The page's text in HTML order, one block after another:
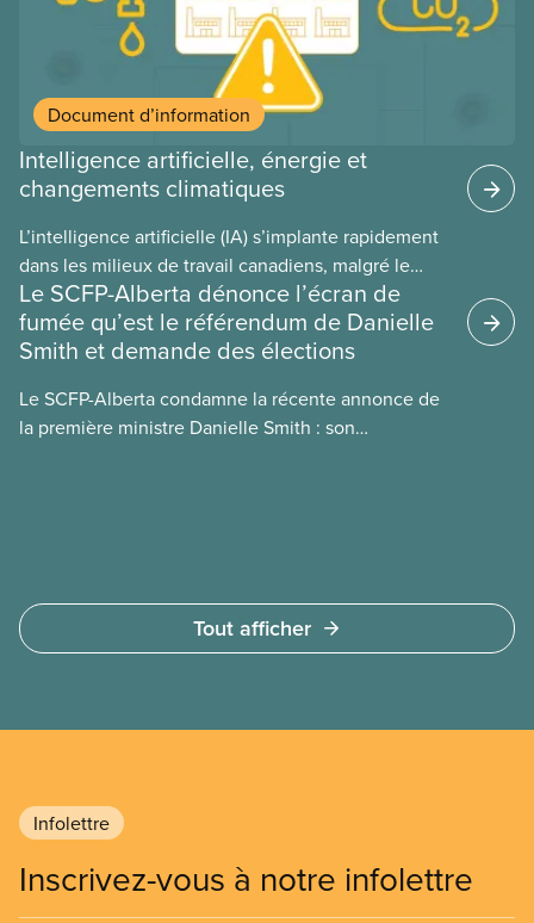
Document d’information
Intelligence artificielle, énergie et
changements climatiques
L’intelligence artificielle (IA) s’implante rapidement
dans les milieux de travail canadiens, malgré le
manque de lois et de règlements pour l’encadrer et
de tests menés en amont. Le présent document
d’information porte sur la consommation
environnementales, le rôle du secteur privé dans
l’intensification de ces conséquences et les
Le SCFP-Alberta dénonce l’écran de
fumée qu’est le référendum de Danielle
Smith et demande des élections
Le SCFP-Alberta condamne la récente annonce de
la première ministre Danielle Smith : son
Tout afficher
Infolettre
Inscrivez-vous à notre infolettre